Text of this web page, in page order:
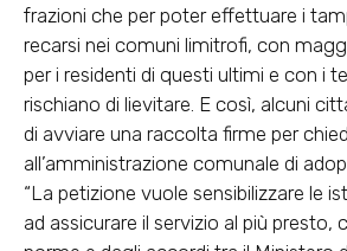
frazioni che per poter effettuare i
recarsi nei comuni limitrofi, con
per i residenti di questi ultimi e con i
rischiano di lievitare. E così, alcuni
di avviare una raccolta firme per
all’amministrazione comunale di
“La petizione vuole sensibilizzare le
ad assicurare il servizio al più presto,